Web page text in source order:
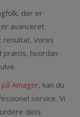
der er
avanceret
Vores
præcis, hvordan
Amager, kan du
service. Vi
dets